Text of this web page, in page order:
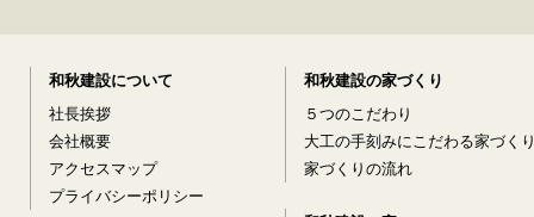
和秋建設について
社長挨拶
会社概要
アクセスマップ
プライバシーポリシー
和秋建設の家づくり
５つのこだわり
大工の手刻みにこだわる家づく
家づくりの流れ